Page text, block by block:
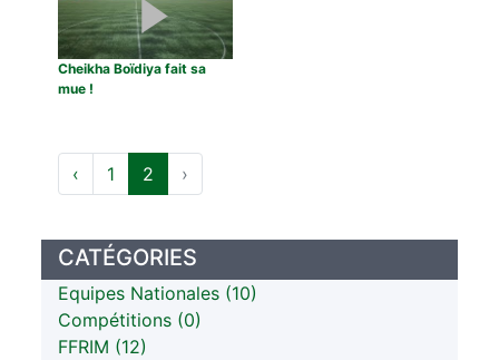
Cheikha Boïdiya fait sa
mue !
‹ 1 2 ›
CATÉGORIES
Equipes Nationales (10)
Compétitions (0)
FFRIM (12)